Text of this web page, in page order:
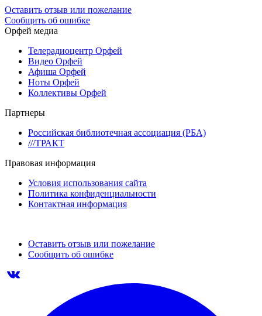
Оставить отзыв или пожелание
Сообщить об ошибке
Орфей медиа
Телерадиоцентр Орфей
Видео Орфей
Афиша Орфей
Ноты Орфей
Коллективы Орфей
Партнеры
Российская библиотечная ассоциация (РБА)
///ТРАКТ
Правовая информация
Условия использования сайта
Политика конфиденциальности
Контактная информация
Оставить отзыв или пожелание
Сообщить об ошибке